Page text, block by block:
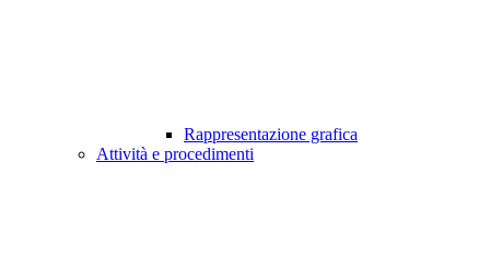
Rappresentazione grafica
Attività e procedimenti